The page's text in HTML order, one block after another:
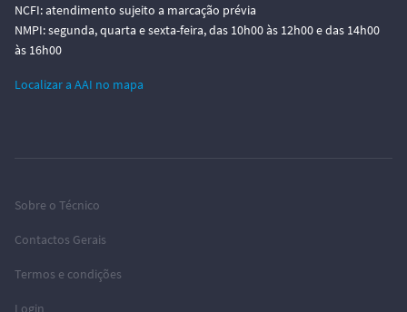
NCFI: atendimento sujeito a marcação prévia
NMPI: segunda, quarta e sexta-feira, das 10h00 às 12h00 e das 14h00
às 16h00
Localizar a AAI no mapa
Sobre o Técnico
Contactos Gerais
Termos e condições
Login